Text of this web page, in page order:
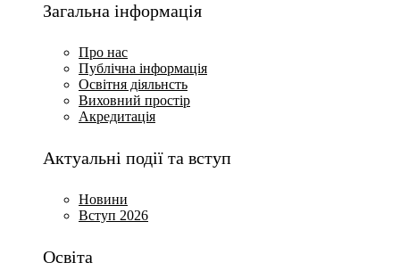
Загальна інформація
Про нас
Публічна інформація
Освітня діяльнсть
Виховний простір
Акредитація
Актуальні події та вступ
Новини
Вступ 2026
Освіта